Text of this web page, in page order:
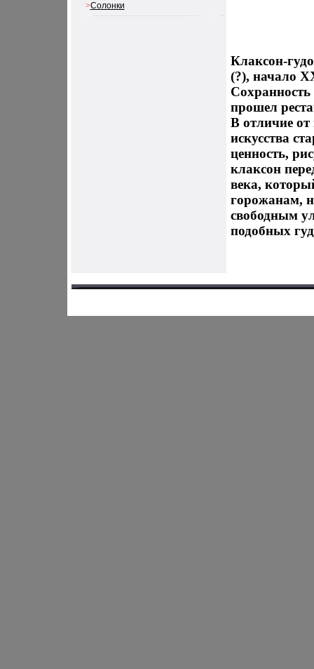
>Солонки
Клаксон-
(?), начало
прошел
В отличие от
искусства
ценность,
клаксон
века,
горожанам,
свободным
подобных